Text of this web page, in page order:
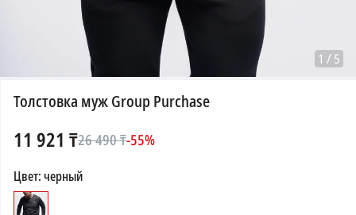
1 /5
Толстовка муж Group Purchase
11 921 ₸26 490₸-55%
Цвет:черный